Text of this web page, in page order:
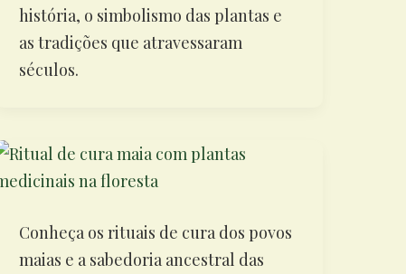
história, o simbolismo das plantas e
as tradições que atravessaram
séculos.
Conheça os rituais de cura dos povos
maias e a sabedoria ancestral das